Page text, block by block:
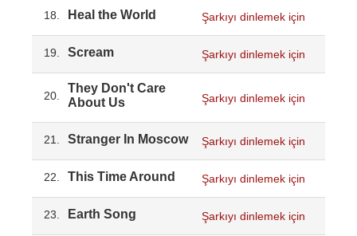
18. Heal the World Şarkıyı dinlemek için
19. Scream Şarkıyı dinlemek için
20.
They Don't Care
About Us
Şarkıyı dinlemek için
21. Stranger In Moscow Şarkıyı dinlemek için
22. This Time Around Şarkıyı dinlemek için
23. Earth Song Şarkıyı dinlemek için